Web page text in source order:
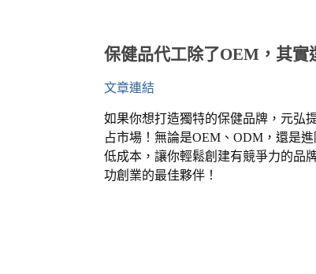
保健品代工除了OEM ，其
文章連結
如果你想打造獨特的保健品牌，元弘
占市場！無論是OEM 、 ODM ，還是
低成本，讓你輕鬆創建有競爭力的品
功創業的最佳夥伴！